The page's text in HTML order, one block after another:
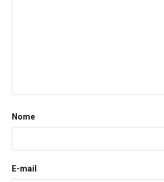
Nome
E-mail